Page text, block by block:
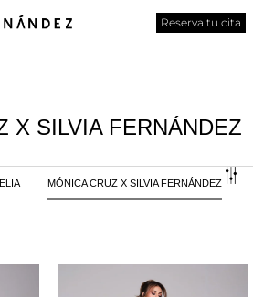
Reserva tu cita
X SILVIA FERNÁNDEZ
MÓNICA CRUZ X SILVIA FERNÁNDEZ